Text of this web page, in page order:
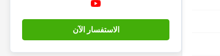
الاستفسار الآن